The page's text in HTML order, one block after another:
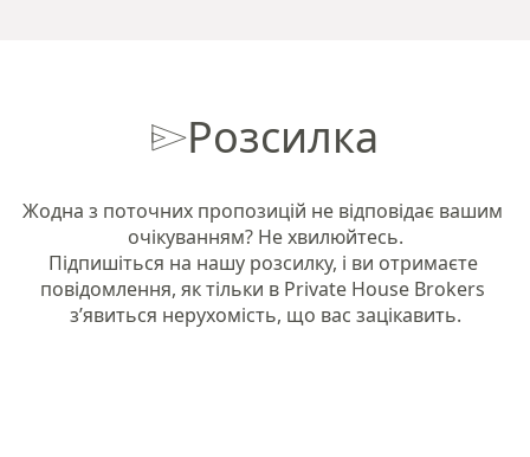
Розсилка
Жодна з поточних пропозицій не відповідає вашим
очікуванням? Не хвилюйтесь.
Підпишіться на нашу розсилку, і ви отримаєте
повідомлення, як тільки в Private House Brokers
з’явиться нерухомість, що вас зацікавить.